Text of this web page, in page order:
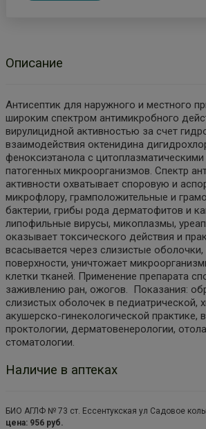
Описание
Антисептик для наружного и местного
широким спектром антимикробного
вирулицидной активностью за счет
взаимодействия октенидина
феноксиэтанола с
патогенных микроорганизмов. Спектр
активности охватывает споровую и
микрофлору, грамположительные и
бактерии, грибы рода дерматофитов и
липофильные вирусы, микоплазмы,
оказывает токсического действия и
всасывается через слизистые
поверхности, уничтожает
клетки тканей. Применение препарата
заживлению ран, ожогов. Показания:
слизистых оболочек в педиатрической,
акушерско-гинекологической практике,
проктологии, дерматовенерологии,
стоматологии.
Наличие в аптеках
БИО АГЛФ № 73 ст. Ессентукская ул Садовое
цена: 956 руб.